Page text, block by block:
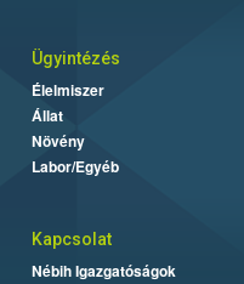
Ügyintézés
Élelmiszer
Állat
Növény
Labor/Egyéb
Kapcsolat
Nébih Igazgatóságok